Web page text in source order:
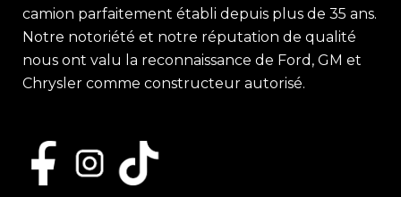
camion parfaitement établi depuis plus de 35 ans.
Notre notoriété et notre réputation de qualité
nous ont valu la reconnaissance de Ford, GM et
Chrysler comme constructeur autorisé.